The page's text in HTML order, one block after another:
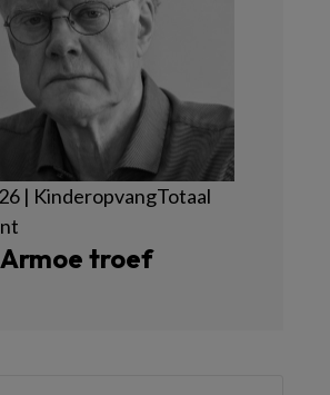
| KinderopvangTotaal
troef